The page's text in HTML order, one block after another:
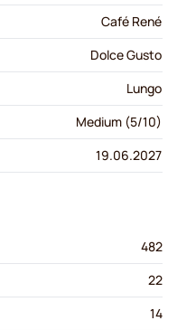
Café René
Dolce Gusto
Lungo
Medium (5/10)
19.06.2027
482
22
14